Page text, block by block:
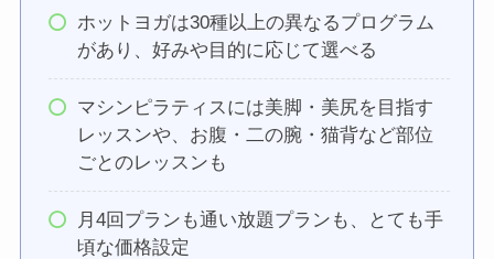
ホットヨガは30種以上の異なるプログラム
があり、好みや目的に応じて選べる
マシンピラティスには美脚・美尻を目指す
レッスンや、お腹・二の腕・猫背など部位
ごとのレッスンも
月4回プランも通い放題プランも、とても手
頃な価格設定